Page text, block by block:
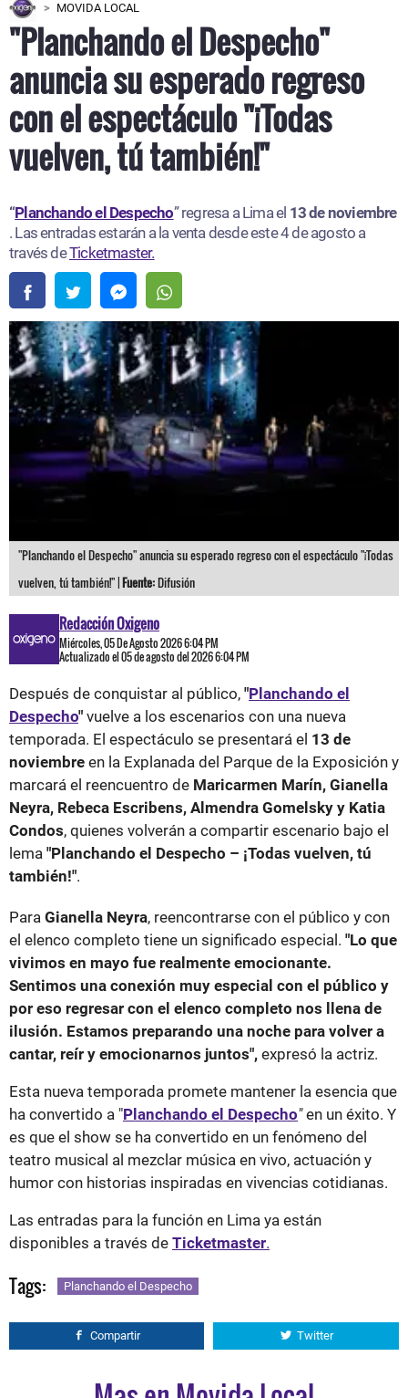
MOVIDA LOCAL
"Planchando el Despecho"
anuncia su esperado regreso
con el espectáculo "¡Todas
vuelven, tú también!"
“Planchando el Despecho” regresa a Lima el 13 de noviembre
. Las entradas estarán a la venta desde este 4 de agosto a
través deTicketmaster.
"Planchando el Despecho" anuncia su esperado regreso con el espectáculo "¡Todas
vuelven, tú también!" |Fuente:Difusión
Redacción Oxigeno
Miércoles, 05 De Agosto 2026 6:04 PM
Actualizado el 05 de agosto del 2026 6:04 PM
Después de conquistar al público, "Planchando el
Despecho" vuelve a los escenarios con una nueva
temporada. El espectáculo se presentará el 13 de
noviembre en la Explanada del Parque de la Exposición y
marcará el reencuentro de Maricarmen Marín, Gianella
Neyra, Rebeca Escribens, Almendra Gomelsky y Katia
Condos, quienes volverán a compartir escenario bajo el
lema "Planchando el Despecho – ¡Todas vuelven, tú
también!".
Para Gianella Neyra, reencontrarse con el público y con
el elenco completo tiene un significado especial. "Lo que
vivimos en mayo fue realmente emocionante.
Sentimos una conexión muy especial con el público y
por eso regresar con el elenco completo nos llena de
ilusión. Estamos preparando una noche para volver a
cantar, reír y emocionarnos juntos", expresó la actriz.
Esta nueva temporada promete mantener la esencia que
ha convertido a "Planchando el Despecho"en un éxito. Y
es que el show se ha convertido en un fenómeno del
teatro musical al mezclar música en vivo, actuación y
humor con historias inspiradas en vivencias cotidianas.
Las entradas para la función en Lima ya están
disponibles a través de Ticketmaster.
Tags: Planchando el Despecho
Compartir Twitter